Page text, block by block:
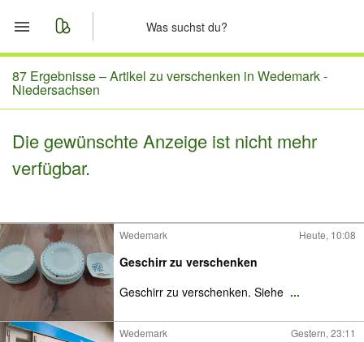
Start
Merkliste
Nachrichten
87 Ergebnisse –Artikel zu verschenken in Wedemark -
Niedersachsen
Die gewünschte Anzeige ist nicht mehr
verfügbar.
Wedemark Heute, 10:08
Geschirr zu verschenken
Geschirr zu verschenken. Siehe ...
Wedemark Gestern, 23:11